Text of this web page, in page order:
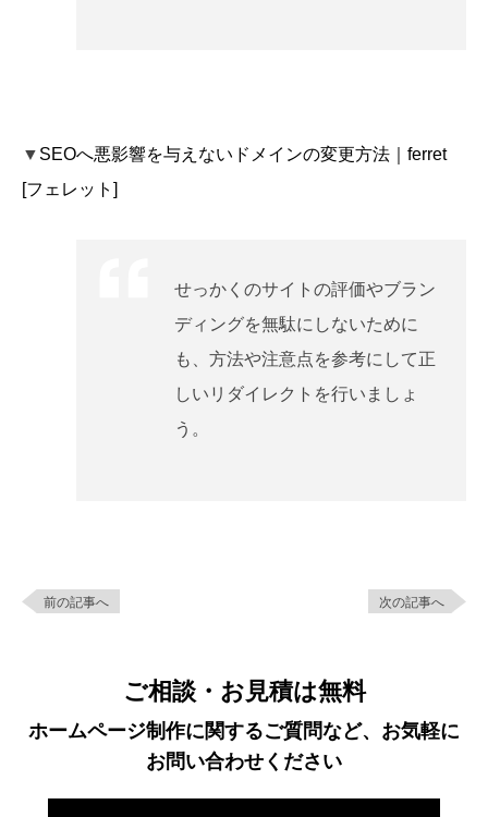
▼ SEOへ悪影響を与えないドメインの変更方法｜ferret
[フェレット]
せっかくのサイトの評価やブラン
ディングを無駄にしないために
も、方法や注意点を参考にして正
しいリダイレクトを行いましょ
う。
前の記事へ 次の記事へ
ご相談・お見積は無料
ホームページ制作に関するご質問など、お気軽に
お問い合わせください